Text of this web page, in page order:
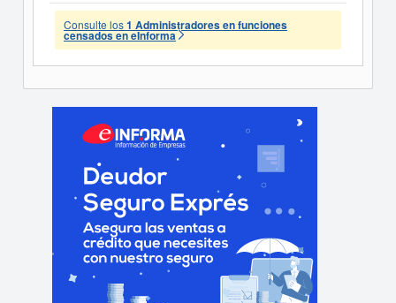
Consulte los1 Administradores en funciones
censados en eInforma